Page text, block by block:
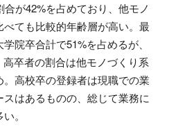
が42%を占めており、他モノ
ても比較的年齢層が高い。最
院卒合計で51%を占めるが、
卒者の割合は他モノづくり系
高校卒の登録者は現職での業
はあるものの、総じて業務に
。